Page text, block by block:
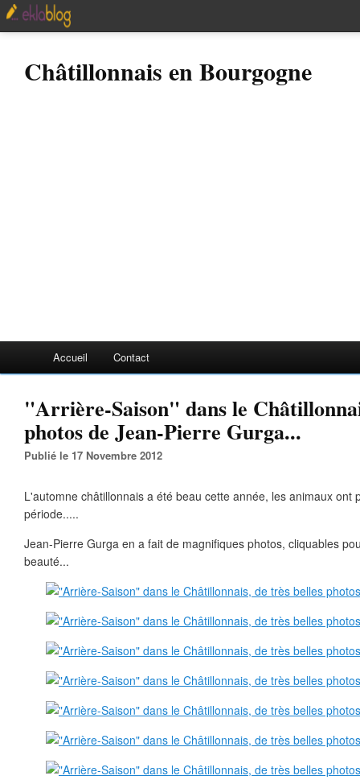
Châtillonnais en Bourgogne
Accueil Contact
"Arrière-Saison" dans le
photos de Jean-Pierre Gurga...
Publié le 17 Novembre 2012
L'automne châtillonnais a été beau cette année, les animaux ont
période.....
Jean-Pierre Gurga en a fait de magnifiques photos, cliquables
beauté...